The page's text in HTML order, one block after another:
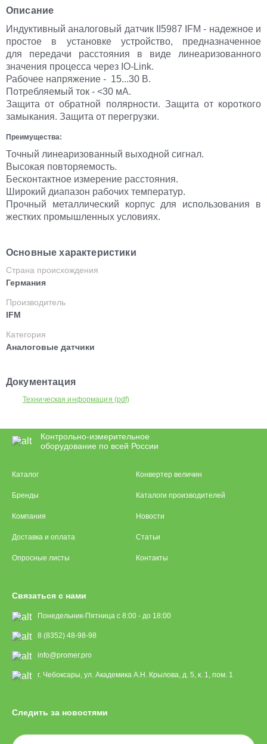
Описание
Индуктивный аналоговый датчик II5987 IFM - надежное и
простое в установке устройство, предназначенное
для передачи расстояния в виде линеаризованного
значения процесса через IO-Link.
Рабочее напряжение - 15...30 В.
Потребляемый ток - <30 мА.
Защита от обратной полярности. Защита от короткого
замыкания. Защита от перегрузки.
Преимущества:
Точный линеаризованный выходной сигнал.
Высокая повторяемость.
Бесконтактное измерение расстояния.
Широкий диапазон рабочих температур.
Прочный металлический корпус для использования в
жестких промышленных условиях.
Основные характеристики
Страна происхождения
Германия
Производитель
IFM
Категория
Аналоговые датчики
Документация
Техническая информация (pdf)
Контрольно-измерительное
оборудование по всей России
Каталог
Бренды
Компания
Доставка и оплата
Опросные листы
Конвертер величин
Каталоги производителей
Новости
Статьи
Контакты
Связаться с нами
Понедельник-Пятница с 8:00 - до 18:00
8 (8352) 48-98-98
info@promer.pro
г. Чебоксары, ул. Академика А.Н. Крылова, д. 5, к. 1, пом. 1
Следить за новостями